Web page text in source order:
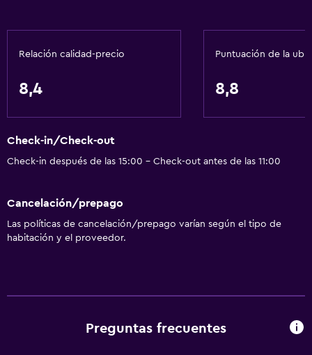
Cocineta
Accesibilidad y adecuación
Mascotas permitidas bajo consulta (pueden aplicar cargos
extra)
Accesibilidad
Estacionamiento accesible
Para no fumadores
Relación calidad-precio
8,4
Puntuación de la
8,8
Check-in/Check-out
Check-in después de las 15:00 - Check-out antes de las 11:00
Cancelación/prepago
Las políticas de cancelación/prepago varían según el tipo de
habitación y el proveedor.
Preguntas frecuentes